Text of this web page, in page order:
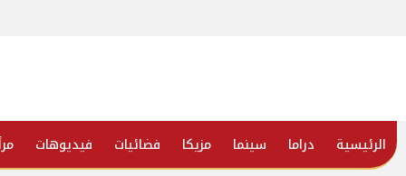
الرئيسية دراما سينما مزيكا فضائيات فيديوهات